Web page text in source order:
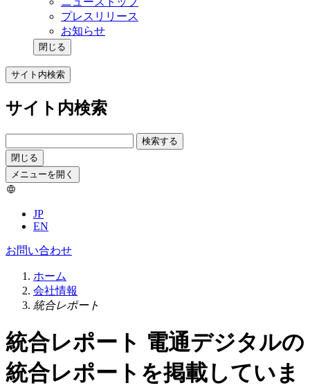
プレスリリース
お知らせ
閉じる
サイト内検索
サイト内検索
検索する
閉じる
メニューを開く
JP
EN
お問い合わせ
ホーム
会社情報
統合レポート
統合レポート 電通デジタルの
統合レポートを掲載していま